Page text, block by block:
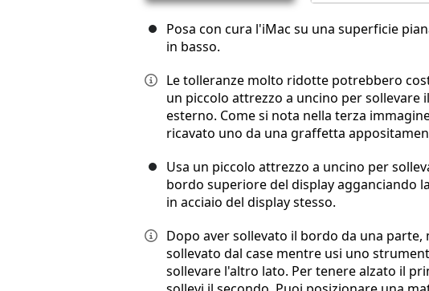
Posa con cura l'iMac su una superficie
in basso.
Le tolleranze molto ridotte potrebbero
un piccolo attrezzo a uncino per sollevare
esterno. Come si nota nella terza
ricavato uno da una graffetta
Usa un piccolo attrezzo a uncino per
bordo superiore del display agganciando
in acciaio del display stesso.
Dopo aver sollevato il bordo da una parte,
sollevato dal case mentre usi uno
sollevare l'altro lato. Per tenere alzato il